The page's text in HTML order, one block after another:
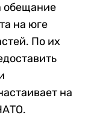
обещание
на юге
По их
на